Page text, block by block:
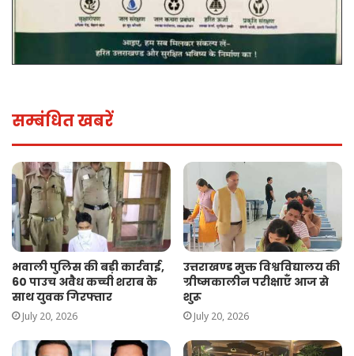
सम्बंधित खबरें
भवाली पुलिस की बड़ी कार्रवाई,
60 पाउच अवैध कच्ची शराब के
साथ युवक गिरफ्तार
July 20, 2026
उत्तराखण्ड मुक्त विश्वविद्यालय की
ग्रीष्मकालीन परीक्षाएँ आज से
शुरू
July 20, 2026